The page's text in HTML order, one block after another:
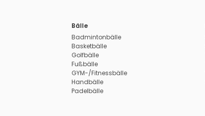
Bälle
Badmintonbälle
Basketbälle
Golfbälle
Fußbälle
GYM-/Fitnessbälle
Handbälle
Padelbälle